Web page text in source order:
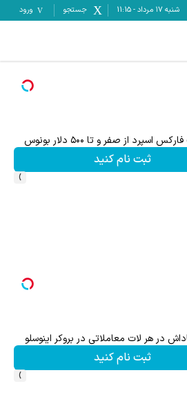
شنبه ۱۷ مرداد -
11:15 جستجو ورود
میتونی از بالا رفتن ارزش سهام گوگل سود کسب
ثبت نام کنید
›
کلیک کن!
›